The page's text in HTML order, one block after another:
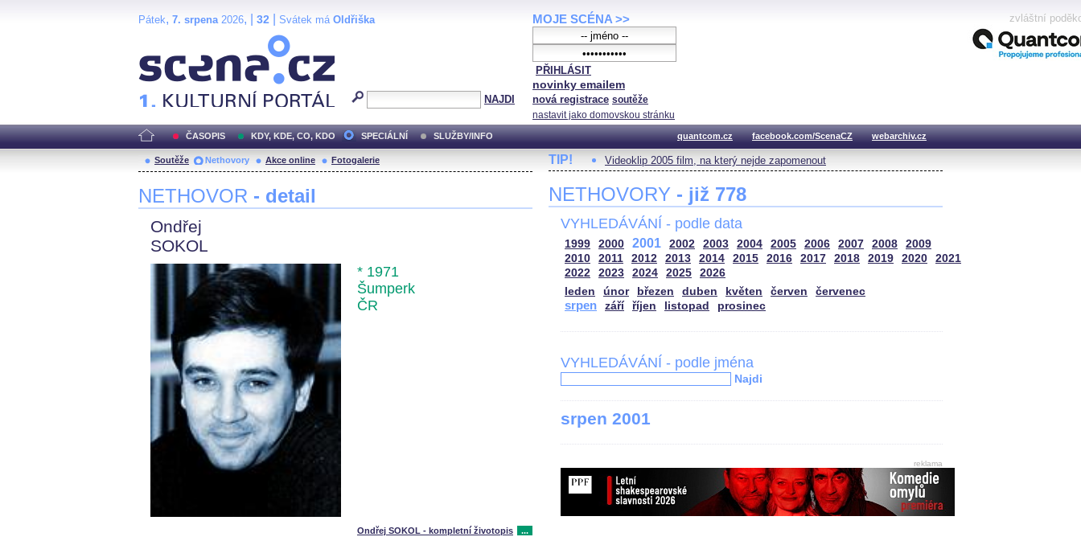
Pátek, 7. srpena2026, | 32 Svátek má Oldřiška
NAJDI
MOJE SCÉNA >>
PŘIHLÁSIT
novinky emailem
nová registrace soutěže
nastavit jako domovskou stránku
zvláštní
ČASOPIS KDY, KDE, CO, KDO SPECIÁLNÍ SLUŽBY/INFO quantcom.cz facebook.com/ScenaCZ webarchiv.cz
Soutěže Nethovory Akce online Fotogalerie
NETHOVOR - detail
Ondřej
SOKOL
* 1971
Šumperk
ČR
Ondřej SOKOL - kompletní životopis ...
TIP! Videoklip 2005 film, na který nejde zapomenout
NETHOVORY - již 778
VYHLEDÁVÁNÍ - podle data
1999 2000 2001 2002 2003 2004 2005 2006 2007 2008
2009
2010
2011 2012 2013 2014 2015 2016 2017 2018 2019 2020
2021
2022
2023 2024 2025
2026
leden
únor březen duben květen červen červenec
srpen září říjen listopad prosinec
VYHLEDÁVÁNÍ - podle jména
Najdi
srpen 2001
reklama